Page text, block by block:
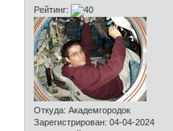
Рейтинг:
Откуда: Академгородок
Зарегистрирован: 04-04-2024